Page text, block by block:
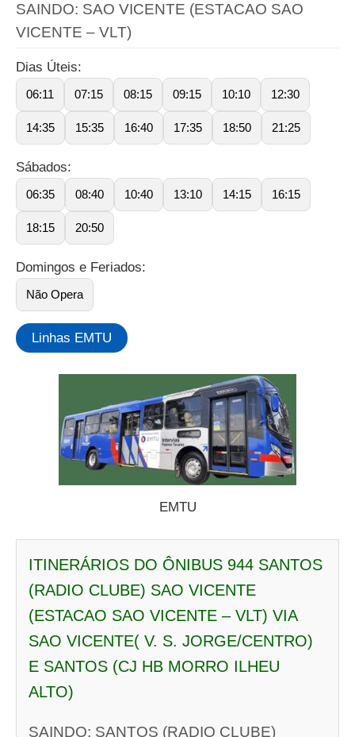
SAINDO: SAO VICENTE (ESTACAO SAO
VICENTE – VLT)
Dias Úteis:
06:11 07:15 08:15 09:15 10:10 12:30
14:35 15:35 16:40 17:35 18:50 21:25
Sábados:
06:35 08:40 10:40 13:10 14:15 16:15
18:15 20:50
Domingos e Feriados:
Não Opera
Linhas EMTU
EMTU
ITINERÁRIOS DO ÔNIBUS 944 SANTOS
(RADIO CLUBE) SAO VICENTE
(ESTACAO SAO VICENTE – VLT) VIA
SAO VICENTE( V. S. JORGE/CENTRO)
E SANTOS (CJ HB MORRO ILHEU
ALTO)
SAINDO: SANTOS (RADIO CLUBE)